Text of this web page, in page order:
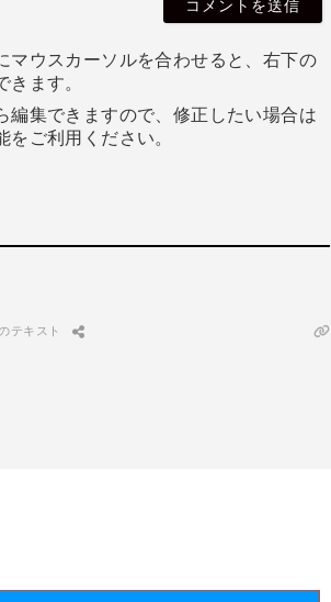
マウスカーソルを合わせると、右下の
きます。
編集できますので、修正したい場合は
をご利用ください。
テキスト